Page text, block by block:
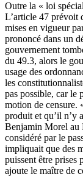
Outre la « loi
L’article 47 prévoit
mises en vigueur
prononcé dans un
gouvernement
du 49.3, alors le
usage des
les
pas possible, car le
motion de censure.
produit et qu’il n’y
Benjamin Morel au
considéré par le
impliquait que des
puissent être prises
ajoute le maître de